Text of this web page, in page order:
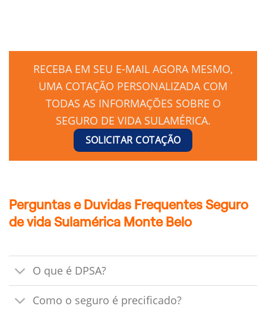
RECEBA EM SEU E-MAIL AGORA MESMO,
UMA COTAÇÃO PERSONALIZADA COM
TODAS AS INFORMAÇÕES SOBRE O
SEGURO DE VIDA SULAMÉRICA.
SOLICITAR COTAÇÃO
Perguntas e Duvidas Frequentes Seguro
de vida Sulamérica Monte Belo
O que é DPSA?
Como o seguro é precificado?